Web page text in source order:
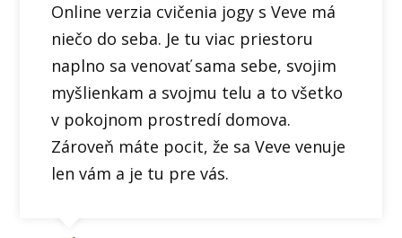
Online verzia cvičenia jogy s Veve má
niečo do seba. Je tu viac priestoru
naplno sa venovať sama sebe, svojim
myšlienkam a svojmu telu a to všetko
v pokojnom prostredí domova.
Zároveň máte pocit, že sa Veve venuje
len vám a je tu pre vás.